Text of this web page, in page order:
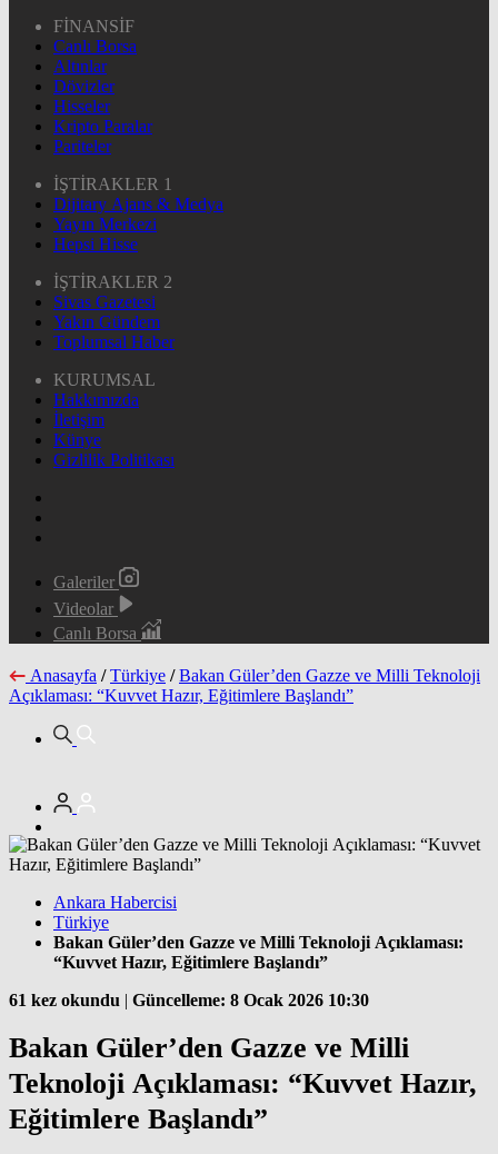
FİNANSİF
Canlı Borsa
Altınlar
Dövizler
Hisseler
Kripto Paralar
Pariteler
İŞTİRAKLER 1
Dijitary Ajans & Medya
Yayın Merkezi
Hepsi Hisse
İŞTİRAKLER 2
Sivas Gazetesi
Yakın Gündem
Toplumsal Haber
KURUMSAL
Hakkımızda
İletişim
Künye
Gizlilik Politikası
Galeriler
Videolar
Canlı Borsa
Anasayfa / Türkiye / Bakan Güler’den Gazze ve Milli Teknoloji
Açıklaması: “Kuvvet Hazır, Eğitimlere Başlandı”
Ankara Habercisi
Türkiye
Bakan Güler’den Gazze ve Milli Teknoloji Açıklaması:
“Kuvvet Hazır, Eğitimlere Başlandı”
61 kez okundu | Güncelleme: 8 Ocak 2026 10:30
Bakan Güler’den Gazze ve Milli
Teknoloji Açıklaması: “Kuvvet Hazır,
Eğitimlere Başlandı”